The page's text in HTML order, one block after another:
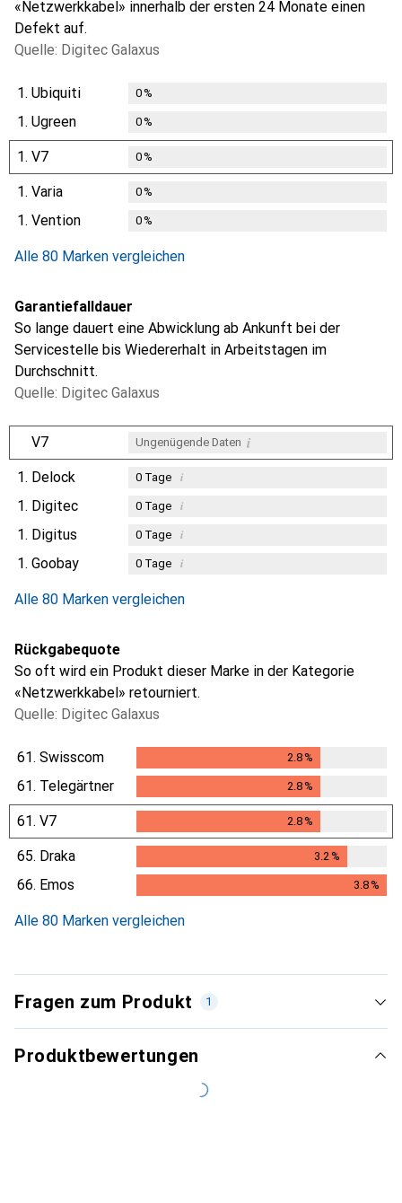
«Netzwerkkabel» innerhalb der ersten 24 Monate einen
Defekt auf.
Quelle: Digitec Galaxus
1. Ubiquiti 0%
1. Ugreen 0%
1. V7 0%
1. Varia 0%
1. Vention 0%
Alle 80 Marken vergleichen
Garantiefalldauer
So lange dauert eine Abwicklung ab Ankunft bei der
Servicestelle bis Wiedererhalt in Arbeitstagen im
Durchschnitt.
Quelle: Digitec Galaxus
V7 Ungenügende Daten i
1. Delock 0Tage i
1. Digitec 0Tage i
1. Digitus 0Tage i
1. Goobay 0Tage i
Alle 80 Marken vergleichen
Rückgabequote
So oft wird ein Produkt dieser Marke in der Kategorie
«Netzwerkkabel» retourniert.
Quelle: Digitec Galaxus
61. Swisscom 2.8%
61. Telegärtner 2.8%
61. V7 2.8%
65. Draka 3.2 %
3.2%
66. Emos 3.8%
Alle 80 Marken vergleichen
Fragen zum Produkt 1
Produktbewertungen